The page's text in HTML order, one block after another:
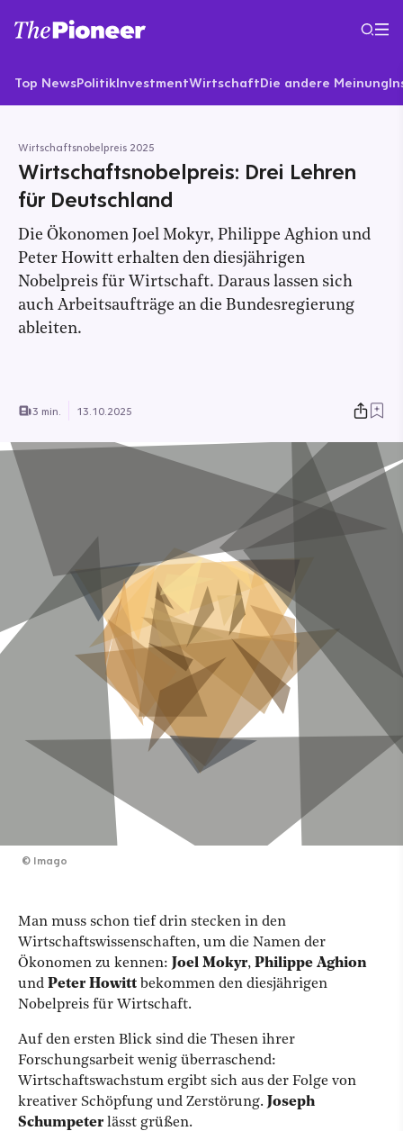
Top NewsPolitikInvestmentWirtschaftDie andere Meinung
Wirtschaftsnobelpreis 2025
Wirtschaftsnobelpreis: Drei Lehren
für Deutschland
Die Ökonomen Joel Mokyr, Philippe Aghion und
Peter Howitt erhalten den diesjährigen
Nobelpreis für Wirtschaft. Daraus lassen sich
auch Arbeitsaufträge an die Bundesregierung
ableiten.
3 min. 13.10.2025
© Imago
Man muss schon tief drin stecken in den
Wirtschaftswissenschaften, um die Namen der
Ökonomen zu kennen: Joel Mokyr, Philippe Aghion
und Peter Howitt bekommen den diesjährigen
Nobelpreis für Wirtschaft.
Auf den ersten Blick sind die Thesen ihrer
Forschungsarbeit wenig überraschend:
Wirtschaftswachstum ergibt sich aus der Folge von
kreativer Schöpfung und Zerstörung. Joseph
Schumpeterlässt grüßen.